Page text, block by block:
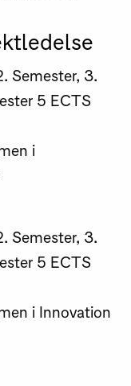
Semester, 3.
5 ECTS
i
Semester, 3.
5 ECTS
i Innovation